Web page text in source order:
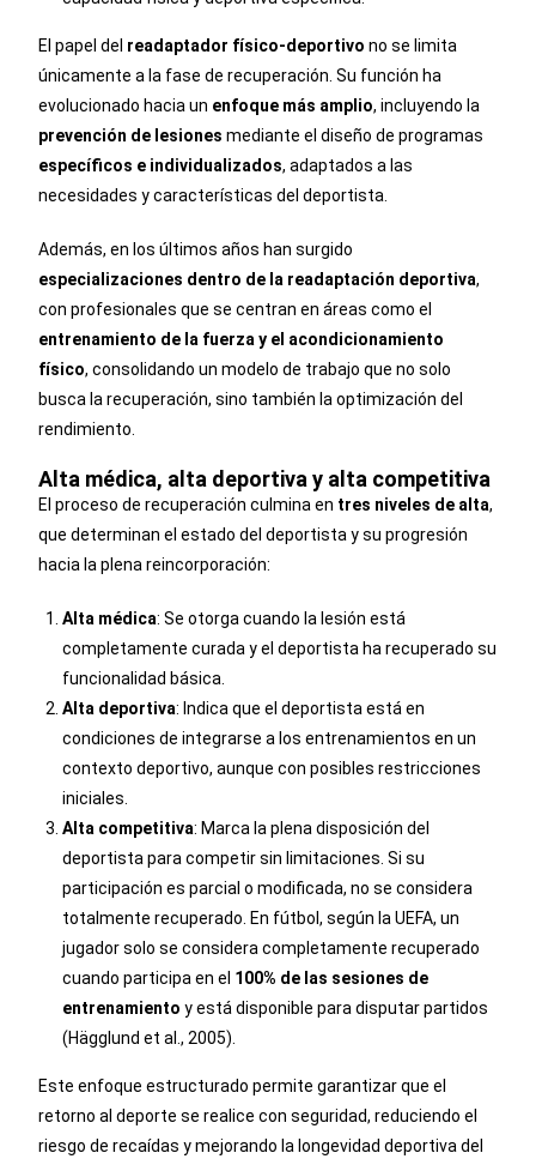
El papel del readaptador físico-deportivo no se limita
únicamente a la fase de recuperación. Su función ha
evolucionado hacia un enfoque más amplio, incluyendo la
prevención de lesiones mediante el diseño de programas
específicos e individualizados, adaptados a las
necesidades y características del deportista.
Además, en los últimos años han surgido
especializaciones dentro de la readaptación deportiva,
con profesionales que se centran en áreas como el
entrenamiento de la fuerza y el acondicionamiento
físico, consolidando un modelo de trabajo que no solo
busca la recuperación, sino también la optimización del
rendimiento.
Alta médica, alta deportiva y alta competitiva
El proceso de recuperación culmina en tres niveles de alta,
que determinan el estado del deportista y su progresión
hacia la plena reincorporación:
Alta médica: Se otorga cuando la lesión está
completamente curada y el deportista ha recuperado su
funcionalidad básica.
Alta deportiva: Indica que el deportista está en
condiciones de integrarse a los entrenamientos en un
contexto deportivo, aunque con posibles restricciones
iniciales.
Alta competitiva: Marca la plena disposición del
deportista para competir sin limitaciones. Si su
participación es parcial o modificada, no se considera
totalmente recuperado. En fútbol, según la UEFA, un
jugador solo se considera completamente recuperado
cuando participa en el 100% de las sesiones de
entrenamiento y está disponible para disputar partidos
(Hägglund et al., 2005).
Este enfoque estructurado permite garantizar que el
retorno al deporte se realice con seguridad, reduciendo el
riesgo de recaídas y mejorando la longevidad deportiva del